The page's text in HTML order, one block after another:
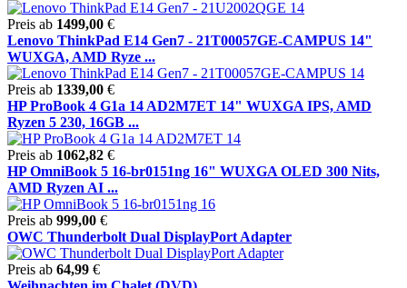
Preis ab 1499,00 €
Lenovo ThinkPad E14 Gen7 - 21T00057GE-CAMPUS 14"
WUXGA, AMD Ryze ...
Preis ab 1339,00 €
HP ProBook 4 G1a 14 AD2M7ET 14" WUXGA IPS, AMD
Ryzen 5 230, 16GB ...
Preis ab 1062,82 €
HP OmniBook 5 16-br0151ng 16" WUXGA OLED 300 Nits,
AMD Ryzen AI ...
Preis ab 999,00 €
OWC Thunderbolt Dual DisplayPort Adapter
Preis ab 64,99 €